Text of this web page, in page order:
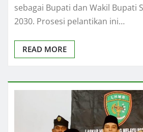
sebagai Bupati dan Wakil Bupati
2030. Prosesi pelantikan ini…
READ MORE